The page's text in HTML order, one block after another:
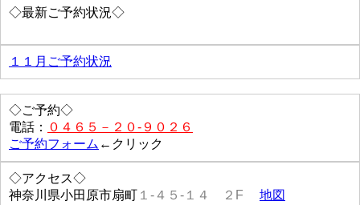
◇最新ご予約状況◇
１１月ご予約状況
◇ご予約◇
電話： ０４６５－２０-９０２６
ご予約フォーム ←クリック
◇アクセス◇
神奈川県小田原市扇町 １-４５-１４ ２F
地図